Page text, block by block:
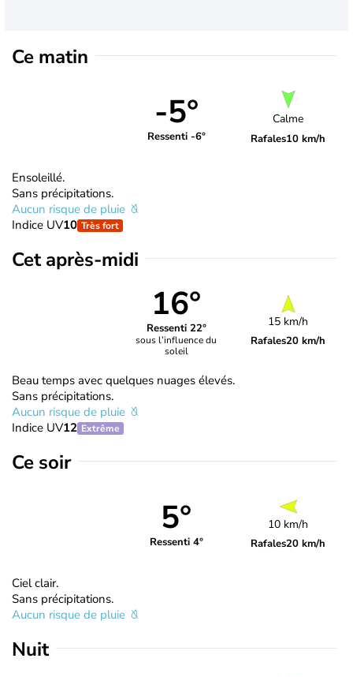
Ce matin
-5°
Ressenti -6°
Calme
Rafales10 km/h
Ensoleillé.
Sans précipitations.
Aucun risque de pluie
Indice UV10 Très fort
Cet après-midi
16°
Ressenti 22°
sous l’influence du
soleil
15 km/h
Rafales20 km/h
Beau temps avec quelques nuages élevés.
Sans précipitations.
Aucun risque de pluie
Indice UV12 Extrême
Ce soir
5°
Ressenti 4°
10 km/h
Rafales20 km/h
Ciel clair.
Sans précipitations.
Aucun risque de pluie
Nuit